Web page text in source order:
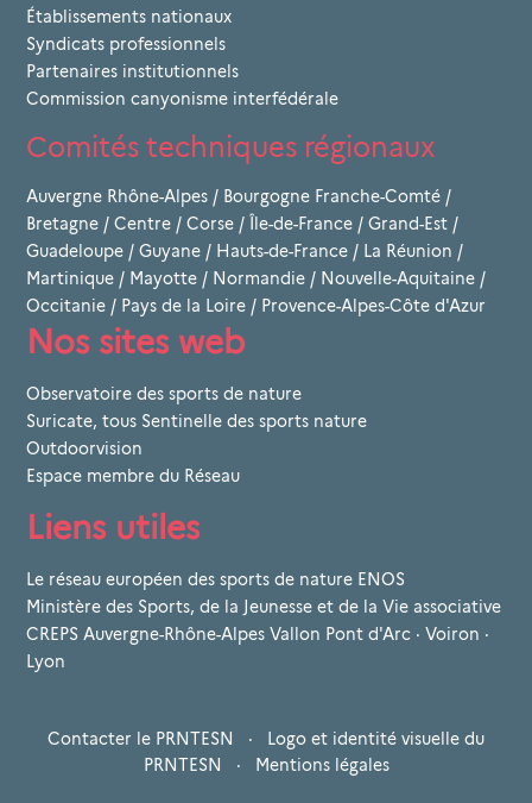
Établissements nationaux
Syndicats professionnels
Partenaires institutionnels
Commission canyonisme interfédérale
Comités techniques régionaux
Auvergne Rhône-Alpes / Bourgogne Franche-Comté /
Bretagne / Centre / Corse / Île-de-France / Grand-Est /
Guadeloupe / Guyane / Hauts-de-France / La Réunion /
Martinique / Mayotte / Normandie / Nouvelle-Aquitaine /
Occitanie / Pays de la Loire / Provence-Alpes-Côte d'Azur
Nos sites web
Observatoire des sports de nature
Suricate, tous Sentinelle des sports nature
Outdoorvision
Espace membre du Réseau
Liens utiles
Le réseau européen des sports de nature ENOS
Ministère des Sports, de la Jeunesse et de la Vie associative
CREPS Auvergne-Rhône-Alpes Vallon Pont d'Arc · Voiron ·
Lyon
Contacter le PRNTESN ·
Logo et identité visuelle du
PRNTESN
· Mentions légales